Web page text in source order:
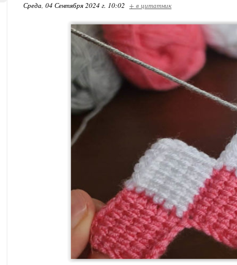
Среда, 04 Сентября 2024 г. 10:02 + в цитатник